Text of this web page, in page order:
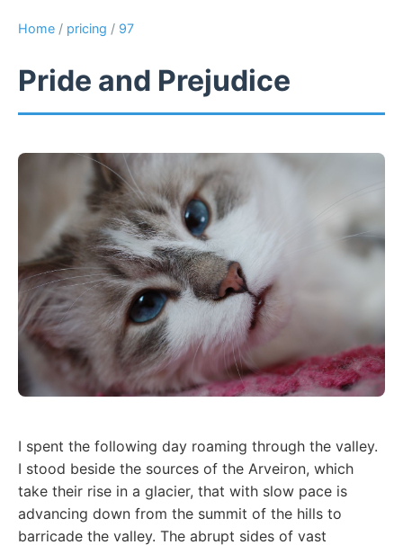
Home / pricing / 97
Pride and Prejudice
I spent the following day roaming through the valley.
I stood beside the sources of the Arveiron, which
take their rise in a glacier, that with slow pace is
advancing down from the summit of the hills to
barricade the valley. The abrupt sides of vast